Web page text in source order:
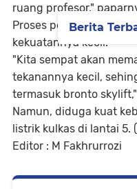
ruang profesor,"
Proses pemadaman
kekuatannya kecil.
"Kita sempat akan
tekanannya kecil,
termasuk bronto
Namun, diduga kuat
listrik kulkas di lantai 5.
Editor : M Fakhrurrozi
Berita